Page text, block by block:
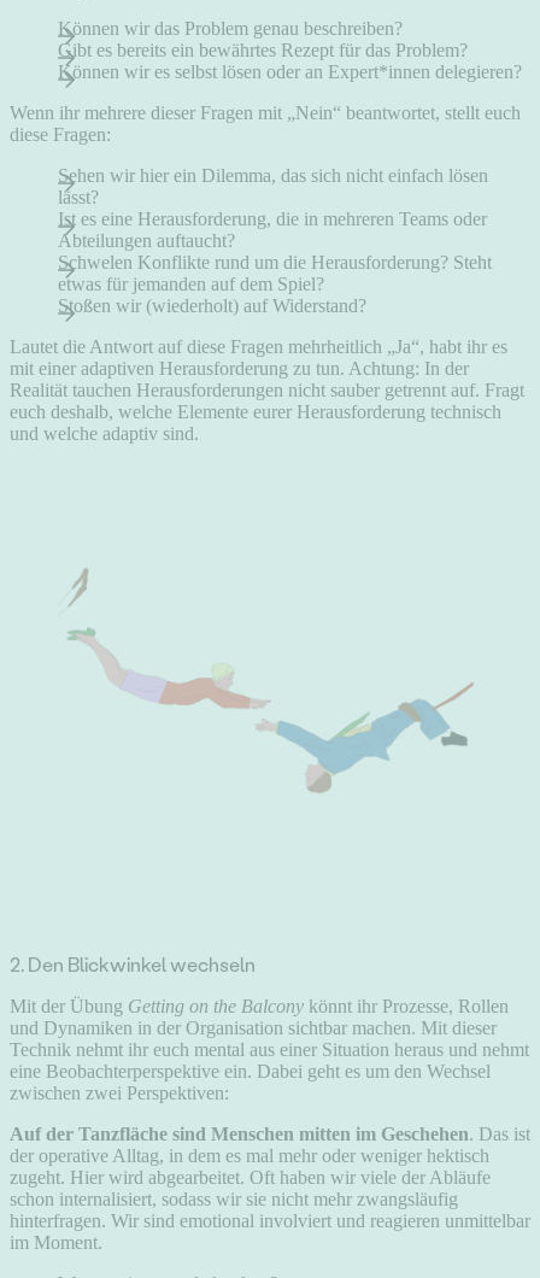
Können wir das Problem genau beschreiben?
Gibt es bereits ein bewährtes Rezept für das Problem?
Können wir es selbst lösen oder an Expert*innen delegieren?
Wenn ihr mehrere dieser Fragen mit „Nein“ beantwortet, stellt euch
diese Fragen:
Sehen wir hier ein Dilemma, das sich nicht einfach lösen
lässt?
Ist es eine Herausforderung, die in mehreren Teams oder
Abteilungen auftaucht?
Schwelen Konflikte rund um die Herausforderung? Steht
etwas für jemanden auf dem Spiel?
Stoßen wir (wiederholt) auf Widerstand?
Lautet die Antwort auf diese Fragen mehrheitlich „Ja“, habt ihr es
mit einer adaptiven Herausforderung zu tun. Achtung: In der
Realität tauchen Herausforderungen nicht sauber getrennt auf. Fragt
euch deshalb, welche Elemente eurer Herausforderung technisch
und welche adaptiv sind.
2. Den Blickwinkel wechseln
Mit der Übung Getting on the Balcony könnt ihr Prozesse, Rollen
und Dynamiken in der Organisation sichtbar machen. Mit dieser
Technik nehmt ihr euch mental aus einer Situation heraus und nehmt
eine Beobachterperspektive ein. Dabei geht es um den Wechsel
zwischen zwei Perspektiven:
Auf der Tanzfläche sind Menschen mitten im Geschehen. Das ist
der operative Alltag, in dem es mal mehr oder weniger hektisch
zugeht. Hier wird abgearbeitet. Oft haben wir viele der Abläufe
schon internalisiert, sodass wir sie nicht mehr zwangsläufig
hinterfragen. Wir sind emotional involviert und reagieren unmittelbar
im Moment.